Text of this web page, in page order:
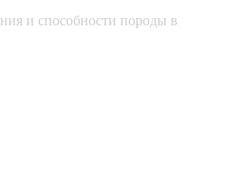
и способности породы в